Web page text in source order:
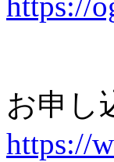
お申し
https://